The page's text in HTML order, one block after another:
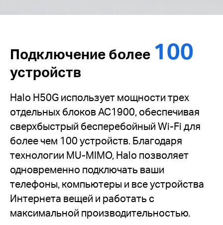
Подключение более 100
устройств
Halo H50G использует мощности трех
отдельных блоков AC1900, обеспечивая
сверхбыстрый бесперебойный Wi-Fi для
более чем 100 устройств. Благодаря
технологии MU-MIMO, Halo позволяет
одновременно подключать ваши
телефоны, компьютеры и все устройства
Интернета вещей и работать с
максимальной производительностью.